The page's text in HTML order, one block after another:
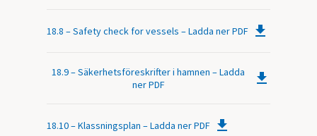
18.8 – Safety check for vessels – Ladda ner PDF
18.9 – Säkerhetsföreskrifter i hamnen – Ladda
ner PDF
18.10 – Klassningsplan – Ladda ner PDF